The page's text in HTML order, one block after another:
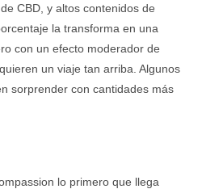
CBD, y altos contenidos de
la transforma en una
con un efecto moderador de
un viaje tan arriba. Algunos
sorprender con cantidades más
lo primero que llega